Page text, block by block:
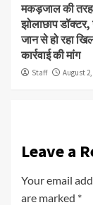
मकड़जाल की
झोलाछाप डॉक्टर,
जान से हो रहा
कार्रवाई की मांग
Staff August 2,
Leave a
Your email
are marked *